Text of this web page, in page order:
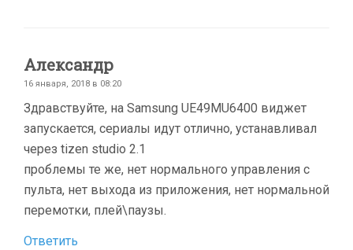
Александр
16 января, 2018 в 08:20
Здравствуйте, на Samsung UE49MU6400 виджет
запускается, сериалы идут отлично, устанавливал
через tizen studio 2.1
проблемы те же, нет нормального управления с
пульта, нет выхода из приложения, нет нормальной
перемотки, плей\паузы.
Ответить